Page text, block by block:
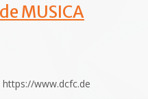
MUSICA
https://www.dcfc.de